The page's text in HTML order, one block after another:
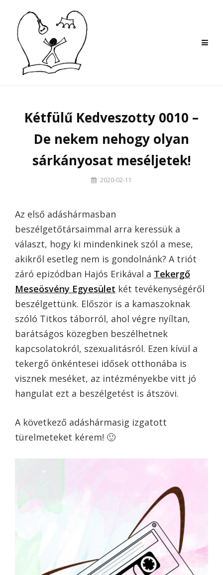
content
Kétfülű Kedveszotty 0010 –
De nekem nehogy olyan
sárkányosat meséljetek!
By 2020-02-11
Az első adáshármasban
beszélgetőtársaimmal arra keressük a
választ, hogy ki mindenkinek szól a mese,
akikről esetleg nem is gondolnánk? A triót
záró epizódban Hajós Erikával a Tekergő
Meseösvény Egyesület két tevékenységéről
beszélgettünk. Először is a kamaszoknak
szóló Titkos táborról, ahol végre nyíltan,
barátságos közegben beszélhetnek
kapcsolatokról, szexualitásról. Ezen kívül a
tekergő önkéntesei idősek otthonába is
visznek meséket, az intézményekbe vitt jó
hangulat ezt a beszélgetést is átszövi.
A következő adáshármasig izgatott
türelmeteket kérem! 🙂